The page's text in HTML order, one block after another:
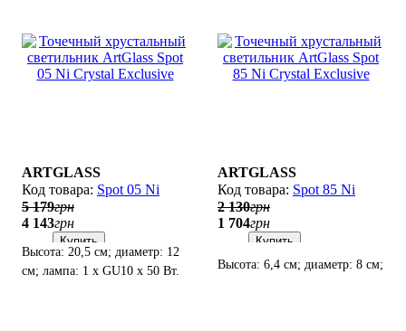
ARTGLASS
Spot 05 Ni
5 179грн
4 143грн
Купить
Высота: 20,5 см; диаметр: 12
см; лампа: 1 х GU10 х 50 Вт.
ARTGLASS
Spot 85 Ni
2 130грн
1 704грн
Купить
Высота: 6,4 см; диаметр: 8 см;